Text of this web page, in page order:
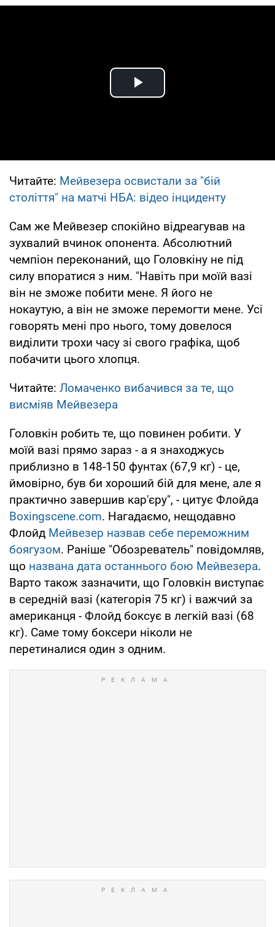
Play Video
Читайте: Мейвезера освистали за "бій
століття" на матчі НБА: відео інциденту
Сам же Мейвезер спокійно відреагував на
зухвалий вчинок опонента. Абсолютний
чемпіон переконаний, що Головкіну не під
силу впоратися з ним. "Навіть при моїй вазі
він не зможе побити мене. Я його не
нокаутую, а він не зможе перемогти мене. Усі
говорять мені про нього, тому довелося
виділити трохи часу зі свого графіка, щоб
побачити цього хлопця.
Читайте: Ломаченко вибачився за те, що
висміяв Мейвезера
Головкін робить те, що повинен робити. У
моїй вазі прямо зараз - а я знаходжусь
приблизно в 148-150 фунтах (67,9 кг) - це,
ймовірно, був би хороший бій для мене, але я
практично завершив кар'єру", - цитує Флойда
Boxingscene.com. Нагадаємо, нещодавно
Флойд Мейвезер назвав себе переможним
боягузом. Раніше "Обозреватель" повідомляв,
що названа дата останнього бою Мейвезера.
Варто також зазначити, що Головкін виступає
в середній вазі (категорія 75 кг) і важчий за
американця - Флойд боксує в легкій вазі (68
кг). Саме тому боксери ніколи не
перетиналися один з одним.